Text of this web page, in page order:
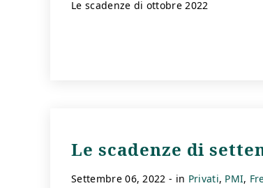
Le scadenze di ottobre 2022
Le scadenze di
settembre 06, 2022 - in Privati PMI